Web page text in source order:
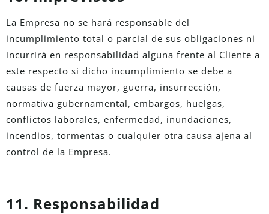
La Empresa no se hará responsable del
incumplimiento total o parcial de sus obligaciones ni
incurrirá en responsabilidad alguna frente al Cliente a
este respecto si dicho incumplimiento se debe a
causas de fuerza mayor, guerra, insurrección,
normativa gubernamental, embargos, huelgas,
conflictos laborales, enfermedad, inundaciones,
incendios, tormentas o cualquier otra causa ajena al
control de la Empresa.
11. Responsabilidad